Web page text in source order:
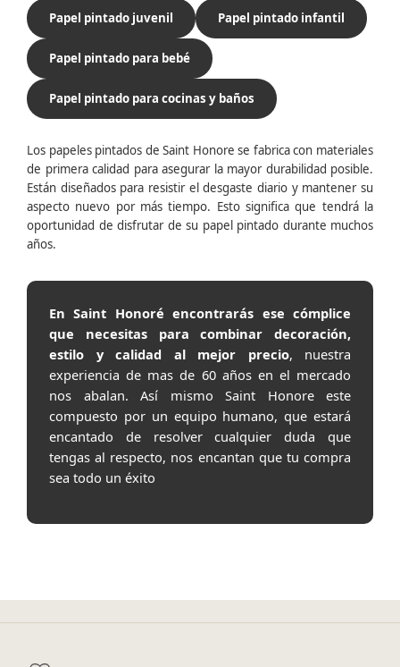
Papel pintado juvenil Papel pintado infantil
Papel pintado para bebé
Papel pintado para cocinas y baños
Los papeles pintados de Saint Honore se fabrica con materiales
de primera calidad para asegurar la mayor durabilidad posible.
Están diseñados para resistir el desgaste diario y mantener su
aspecto nuevo por más tiempo. Esto significa que tendrá la
oportunidad de disfrutar de su papel pintado durante muchos
años.
En Saint Honoré encontrarás ese cómplice
que necesitas para combinar decoración,
estilo y calidad al mejor precio, nuestra
experiencia de mas de 60 años en el mercado
nos abalan. Así mismo Saint Honore este
compuesto por un equipo humano, que estará
encantado de resolver cualquier duda que
tengas al respecto, nos encantan que tu compra
sea todo un éxito